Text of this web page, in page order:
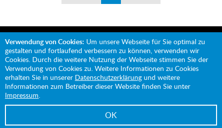
Mit Unterstützung von:
Datenschutz
Verwendung von Cookies: Um unsere Webseite für Sie optimal zu
gestalten und fortlaufend verbessern zu können, verwenden wir
Cookies. Durch die weitere Nutzung der Webseite stimmen Sie der
Verwendung von Cookies zu. Weitere Informationen zu Cookies
erhalten Sie in unserer Datenschutzerklärung und weitere
Informationen zum Betreiber dieser Website finden Sie unter
Impressum.
OK